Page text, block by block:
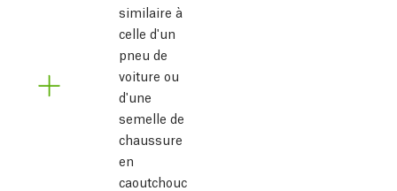
similaire à
celle d'un
pneu de
voiture ou
d'une
semelle de
chaussure
en
caoutchouc